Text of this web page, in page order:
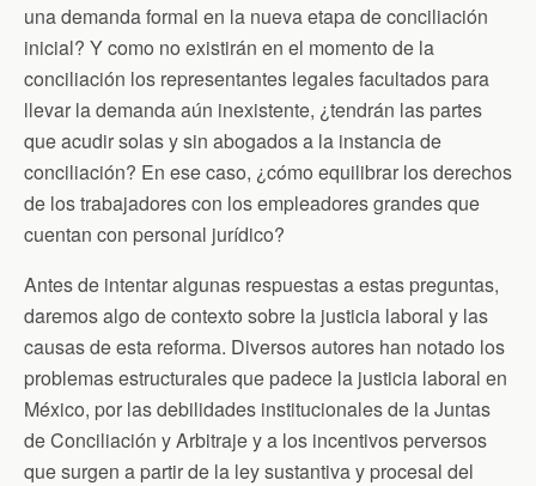
una demanda formal en la nueva etapa de conciliación
inicial? Y como no existirán en el momento de la
conciliación los representantes legales facultados para
llevar la demanda aún inexistente, ¿tendrán las partes
que acudir solas y sin abogados a la instancia de
conciliación? En ese caso, ¿cómo equilibrar los derechos
de los trabajadores con los empleadores grandes que
cuentan con personal jurídico?
Antes de intentar algunas respuestas a estas preguntas,
daremos algo de contexto sobre la justicia laboral y las
causas de esta reforma. Diversos autores han notado los
problemas estructurales que padece la justicia laboral en
México, por las debilidades institucionales de la Juntas
de Conciliación y Arbitraje y a los incentivos perversos
que surgen a partir de la ley sustantiva y procesal del